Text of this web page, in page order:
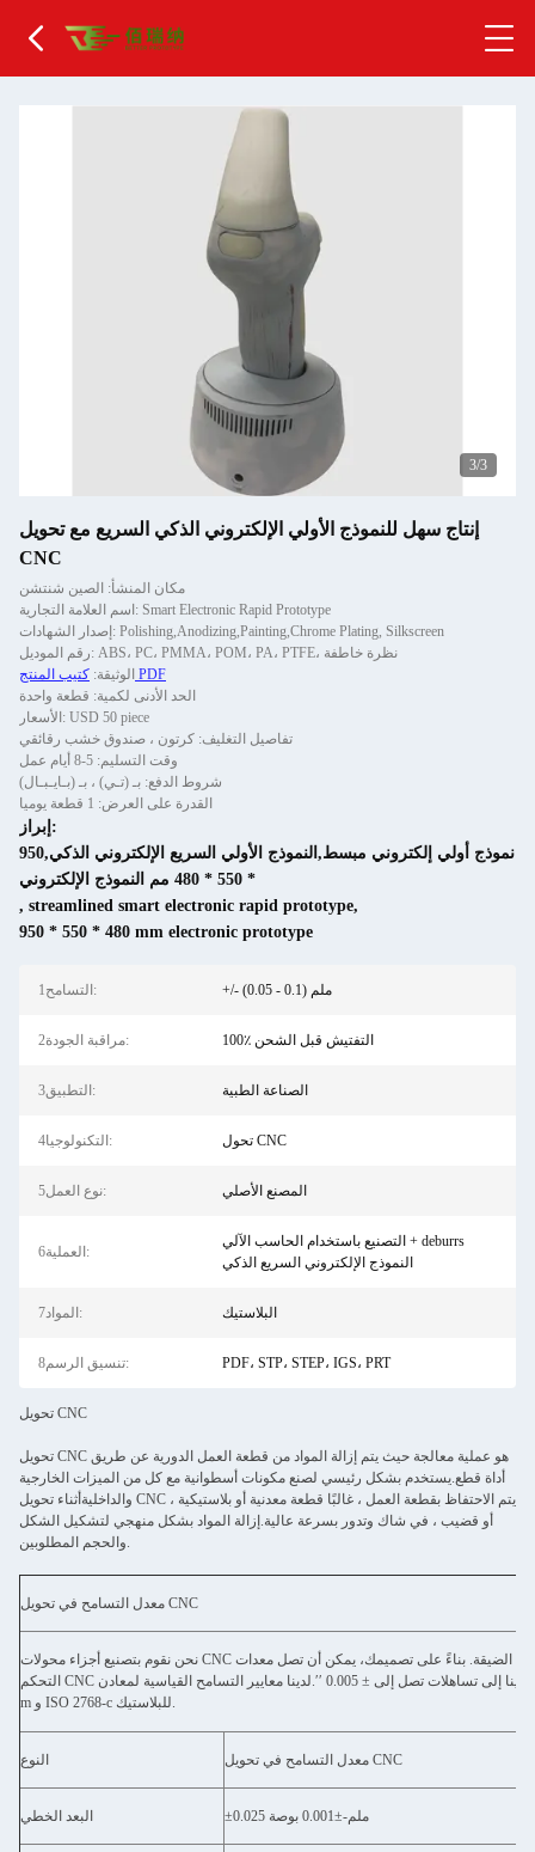
1/3
إنتاج سهل للنموذج الأولي الإلكتروني الذكي السريع مع تحويل
CNC
مكان المنشأ: الصين شنتشن
اسم العلامة التجارية: Smart Electronic Rapid Prototype
إصدار الشهادات: Polishing,Anodizing,Painting,Chrome Plating, Silkscreen
رقم الموديل: ABS، PC، PMMA، POM، PA، PTFE، نظرة خاطفة
الوثيقة: كتيب المنتج PDF
الحد الأدنى لكمية: قطعة واحدة
الأسعار: USD 50 piece
تفاصيل التغليف: كرتون ، صندوق خشب رقائقي
وقت التسليم: 5-8 أيام عمل
شروط الدفع: بـ (تـي) ، بـ (بـايـبـال)
القدرة على العرض: 1 قطعة يوميا
إبراز:
نموذج أولي إلكتروني مبسط,النموذج الأولي السريع الإلكتروني الذكي,950
* 550 * 480 مم النموذج الإلكتروني
, streamlined smart electronic rapid prototype,
950 * 550 * 480 mm electronic prototype
1التسامح: +/- (0.05 - 0.1) ملم
2مراقبة الجودة: 100٪ التفتيش قبل الشحن
3التطبيق: الصناعة الطبية
4التكنولوجيا: تحول CNC
5نوع العمل: المصنع الأصلي
6العملية:
التصنيع باستخدام الحاسب الآلي + deburrs
النموذج الإلكتروني السريع الذكي
7المواد: البلاستيك
8تنسيق الرسم: PDF، STP، STEP، IGS، PRT
تحويل CNC
تحويل CNC هو عملية معالجة حيث يتم إزالة المواد من قطعة العمل الدورية عن طريق
أداة قطع.يستخدم بشكل رئيسي لصنع مكونات أسطوانية مع كل من الميزات الخارجية
والداخليةأثناء تحويل CNC ، يتم الاحتفاظ بقطعة العمل ، غالبًا قطعة معدنية أو بلاستيكية
أو قضيب ، في شاك وتدور بسرعة عالية.إزالة المواد بشكل منهجي لتشكيل الشكل
والحجم المطلوبين.
معدل التسامح في تحويل CNC
نحن نقوم بتصنيع أجزاء محولات CNC لتلبية متطلبات التسامح الضيقة. بناءً على تصميمك، يمكن أن تصل معدات
التحكم CNC لدينا إلى تساهلات تصل إلى ± 0.005 ′′.لدينا معايير التسامح القياسية لمعادن CNC طحن هو ISO 2768-
m و ISO 2768-c للبلاستيك.
النوع معدل التسامح في تحويل CNC
البعد الخطي ±0.025 ملم-±0.001 بوصة